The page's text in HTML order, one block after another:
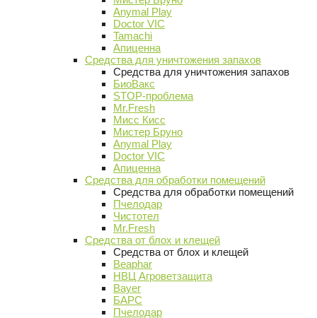
Anymal Play
Doctor VIC
Tamachi
Апиценна
Средства для уничтожения запахов
Средства для уничтожения запахов
БиоВакс
STOP-проблема
Mr.Fresh
Мисс Кисс
Мистер Бруно
Anymal Play
Doctor VIC
Апиценна
Средства для обработки помещений
Средства для обработки помещений
Пчелодар
Чистотел
Mr.Fresh
Средства от блох и клещей
Средства от блох и клещей
Beaphar
НВЦ Агроветзащита
Bayer
БАРС
Пчелодар